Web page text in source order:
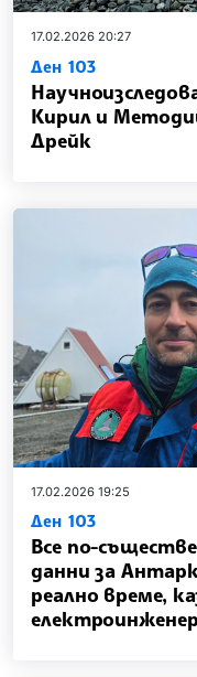
17.02.2026 20:27
Ден 103
Кирил и
Дрейк
17.02.2026 19:25
Ден 103
Все по-
данни за
реално време,